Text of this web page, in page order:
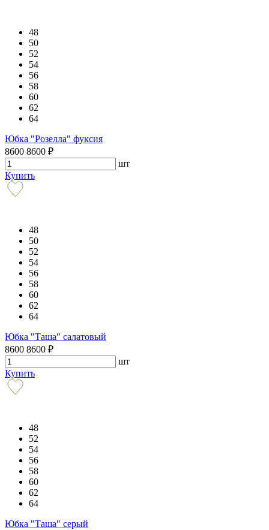
48
50
52
54
56
58
60
62
64
Юбка "Розелла" фуксия
8600 8600 ₽
шт
Купить
48
50
52
54
56
58
60
62
64
Юбка "Таша" салатовый
8600 8600 ₽
шт
Купить
48
52
54
56
58
60
62
64
Юбка "Таша" серый